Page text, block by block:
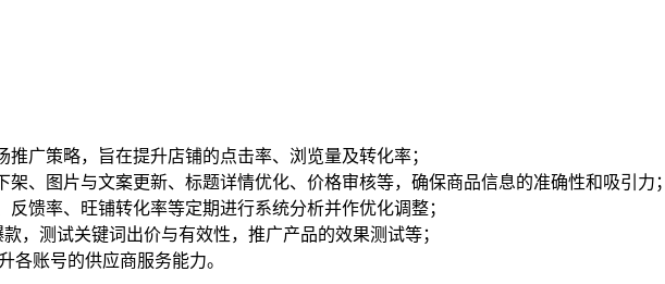
广策略，旨在提升店铺的点击率、浏览量及转化率；
、图片与文案更新、标题详情优化、价格审核等，确保商品信息的准确性和吸引力；
馈率、旺铺转化率等定期进行系统分析并作优化调整；
，测试关键词出价与有效性，推广产品的效果测试等；
各账号的供应商服务能力。